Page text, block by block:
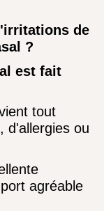
de
?
est fait
tout
d'allergies ou
agréable